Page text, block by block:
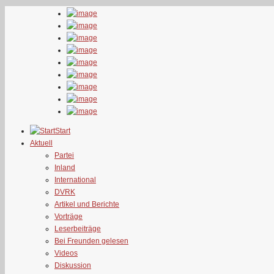
Start
Aktuell
Partei
Inland
International
DVRK
Artikel und Berichte
Vorträge
Leserbeiträge
Bei Freunden gelesen
Videos
Diskussion